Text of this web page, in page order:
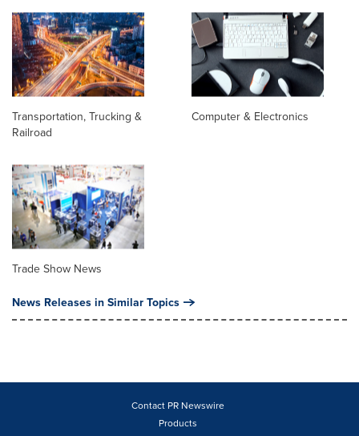
Transportation, Trucking &
Railroad
Computer & Electronics
Trade Show News
News Releases in Similar Topics
Contact PR Newswire
Products